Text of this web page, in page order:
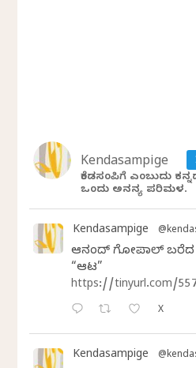
Kendasampige
ಕೆಂಡಸಂಪಿಗೆ ಎಂಬುದು
ಒಂದು ಅನನ್ಯ ಪರಿಮಳ.
Kendasampige
ಆನಂದ್‌ ಗೋಪಾಲ್‌ ಬರೆದ
“ಆಟ”
https://tinyurl.com/
X
Kendasampige